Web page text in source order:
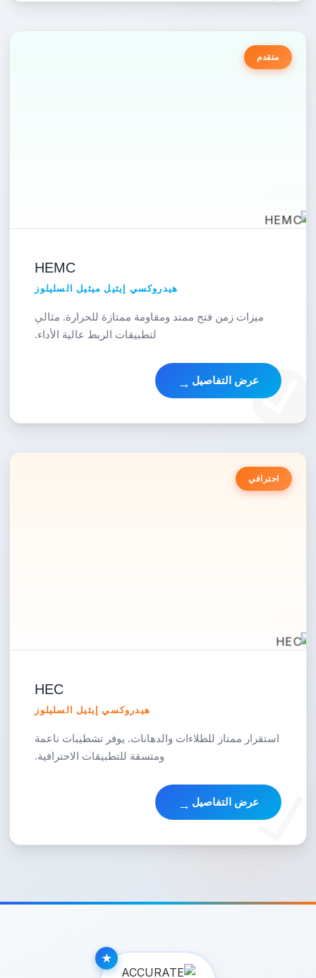
متقدم
HEMC
هيدروكسي إيثيل ميثيل السليلوز
ميزات زمن فتح ممتد ومقاومة ممتازة للحرارة. مثالي
لتطبيقات الربط عالية الأداء.
عرض التفاصيل→
احترافي
HEC
هيدروكسي إيثيل السليلوز
استقرار ممتاز للطلاءات والدهانات. يوفر تشطيبات ناعمة
ومتسقة للتطبيقات الاحترافية.
عرض التفاصيل→